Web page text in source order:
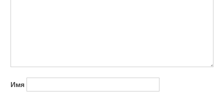
Имя